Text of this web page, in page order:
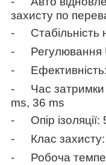
захисту по
-
-
Регулювання
-
-
Час затримки
ms, 36 ms
-
Опір ізоляції:
-
Клас
-
Робоча